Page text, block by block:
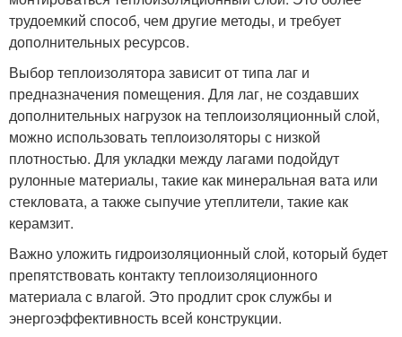
трудоемкий способ, чем другие методы, и требует
дополнительных ресурсов.
Выбор теплоизолятора зависит от типа лаг и
предназначения помещения. Для лаг, не создавших
дополнительных нагрузок на теплоизоляционный слой,
можно использовать теплоизоляторы с низкой
плотностью. Для укладки между лагами подойдут
рулонные материалы, такие как минеральная вата или
стекловата, а также сыпучие утеплители, такие как
керамзит.
Важно уложить гидроизоляционный слой, который будет
препятствовать контакту теплоизоляционного
материала с влагой. Это продлит срок службы и
энергоэффективность всей конструкции.